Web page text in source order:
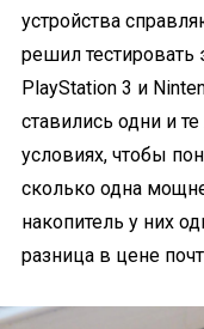
устройства
решил тестировать
PlayStation 3 и
ставились одни и
условиях, чтобы
сколько одна
накопитель у них
разница в цене